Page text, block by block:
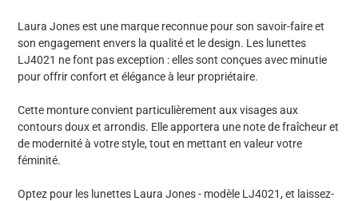
Laura Jones est une marque reconnue pour son savoir-faire et
son engagement envers la qualité et le design. Les lunettes
LJ4021 ne font pas exception : elles sont conçues avec minutie
pour offrir confort et élégance à leur propriétaire.
Cette monture convient particulièrement aux visages aux
contours doux et arrondis. Elle apportera une note de fraîcheur et
de modernité à votre style, tout en mettant en valeur votre
féminité.
Optez pour les lunettes Laura Jones - modèle LJ4021, et laissez-